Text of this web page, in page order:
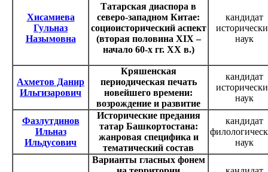
Хисамиева
Гульназ
Назымовна
Татарская диаспора в
северо-западном Китае:
социоисторический аспект
(вторая половина XIX –
начало 60-х гг. XX в.)
кандидат
наук
Ахметов Данир
Ильгизарович
Кряшенская
периодическая печать
новейшего времени:
возрождение и развитие
кандидат
наук
Фазлутдинов
Ильназ
Ильдусович
Исторические предания
татар Башкортостана:
жанровая специфика и
тематический состав
кандидат
наук
Варианты гласных фонем